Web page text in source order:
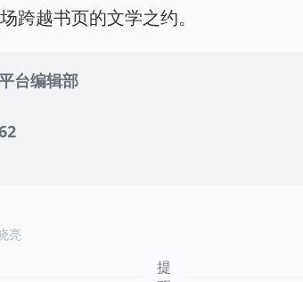
跨越书页的文学之约。
台编辑部
亮